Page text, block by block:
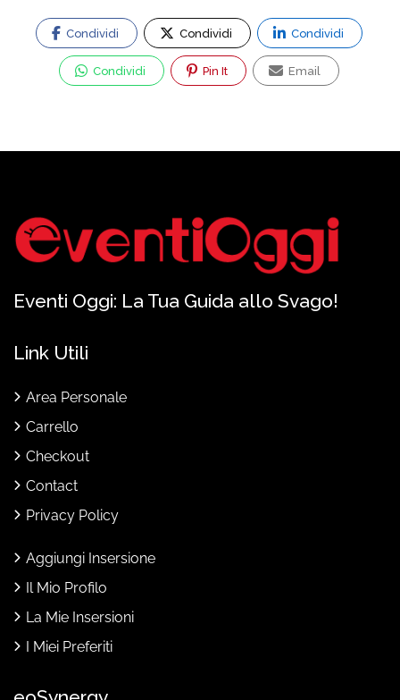
Condividi Condividi Condividi
Condividi Pin It Email
Eventi Oggi: La Tua Guida allo Svago!
Link Utili
Area Personale
Carrello
Checkout
Contact
Privacy Policy
Aggiungi Insersione
Il Mio Profilo
La Mie Insersioni
I Miei Preferiti